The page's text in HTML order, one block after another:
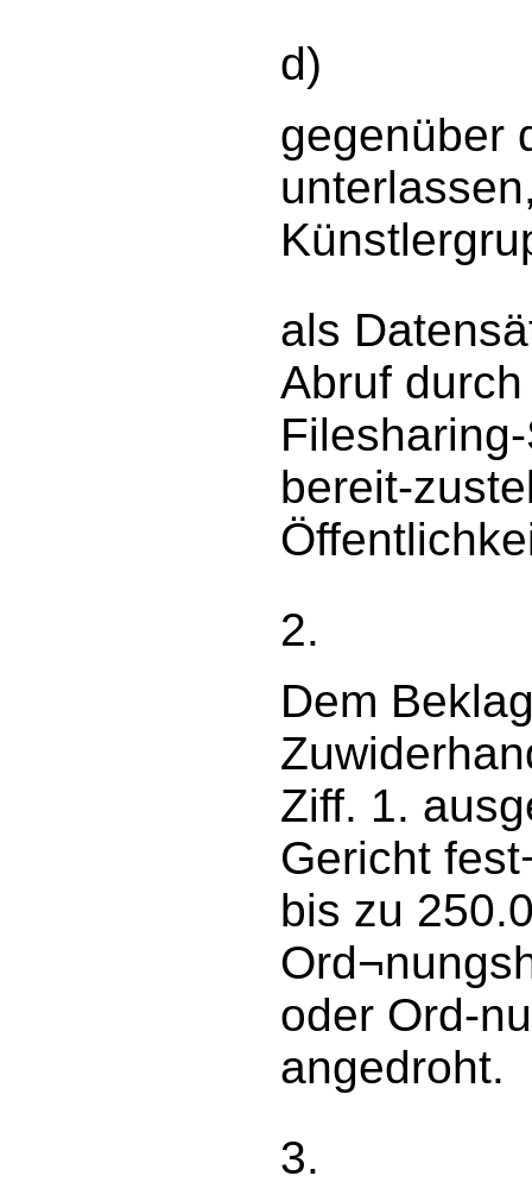
d)
gegenüber
als
Abruf
bereit-
2.
Dem
Ziff. 1.
Gericht
bis zu
oder Ord-
angedroht.
3.